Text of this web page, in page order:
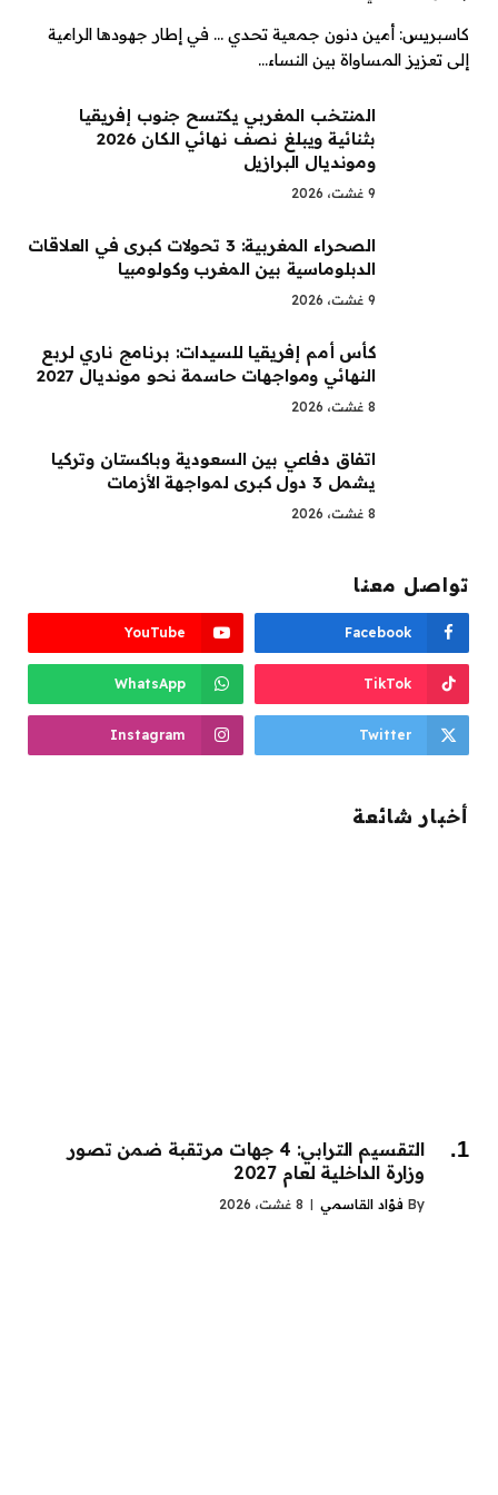
كاسبريس: أمين دنون جمعية تحدي … في إطار جهودها الرامية
إلى تعزيز المساواة بين النساء…
المنتخب المغربي يكتسح جنوب إفريقيا
بثنائية ويبلغ نصف نهائي الكان 2026
ومونديال البرازيل
9 غشت، 2026
الصحراء المغربية: 3 تحولات كبرى في العلاقات
الدبلوماسية بين المغرب وكولومبيا
9 غشت، 2026
كأس أمم إفريقيا للسيدات: برنامج ناري لربع
النهائي ومواجهات حاسمة نحو مونديال 2027
8 غشت، 2026
اتفاق دفاعي بين السعودية وباكستان وتركيا
يشمل 3 دول كبرى لمواجهة الأزمات
8 غشت، 2026
تواصل معنا
Facebook
YouTube
TikTok
WhatsApp
Twitter
Instagram
أخبار شائعة
التقسيم الترابي: 4 جهات مرتقبة ضمن تصور
وزارة الداخلية لعام 2027
By فؤاد القاسمي 8 غشت، 2026